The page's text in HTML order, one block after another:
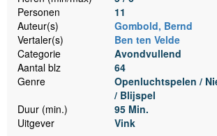
Personen
11
Auteur(s)
Gombold, Bernd
Vertaler(s)
Ben ten Velde
Categorie
Avondvullend
Aantal blz
64
Genre
Openluchtspelen /
/ Blijspel
Duur (min.)
95 Min.
Uitgever
Vink